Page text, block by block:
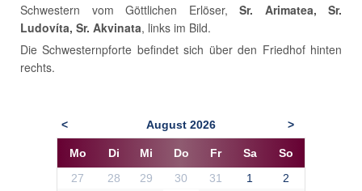
Schwestern vom Göttlichen Erlöser, Sr. Arimatea, Sr.
Ludovíta, Sr. Akvinata, links im Bild.
Die Schwesternpforte befindet sich über den Friedhof hinten
rechts.
< >
August 2026
Mo Di Mi Do Fr Sa
So
27
28 29 30 31 1
2